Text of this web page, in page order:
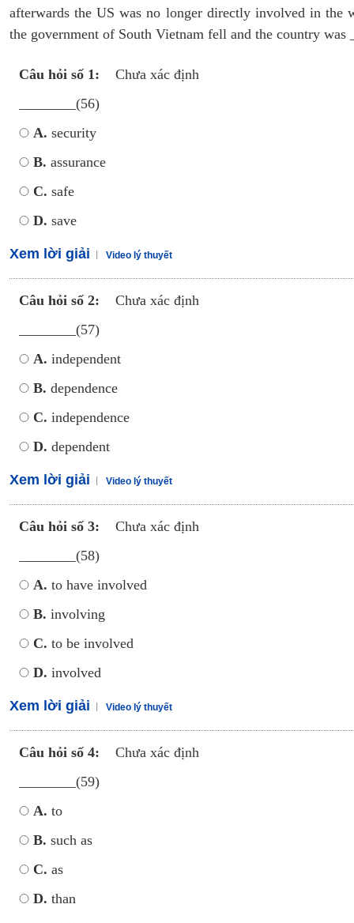
afterwards the US was no longer directly involved in the
the government of South Vietnam fell and the country was
Câu hỏi số 1:
Chưa xác định
________(56)
A. security
B. assurance
C. safe
D. save
Xem lời giải Video lý thuyết
Câu hỏi số 2:
Chưa xác định
________(57)
A. independent
B. dependence
C. independence
D. dependent
Xem lời giải Video lý thuyết
Câu hỏi số 3:
Chưa xác định
________(58)
A. to have involved
B. involving
C. to be involved
D. involved
Xem lời giải Video lý thuyết
Câu hỏi số 4:
Chưa xác định
________(59)
A. to
B. such as
C. as
D. than